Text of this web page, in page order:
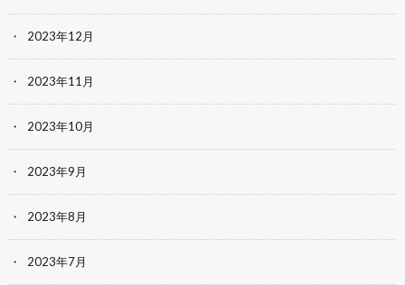
2023年12月
2023年11月
2023年10月
2023年9月
2023年8月
2023年7月